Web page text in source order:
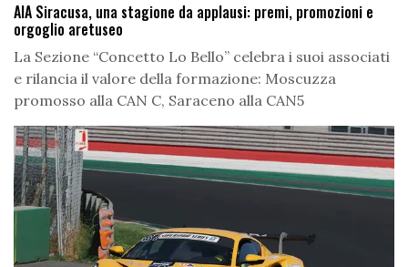
AIA Siracusa, una stagione da applausi: premi, promozioni e
orgoglio aretuseo
La Sezione “Concetto Lo Bello” celebra i suoi associati
e rilancia il valore della formazione: Moscuzza
promosso alla CAN C, Saraceno alla CAN5